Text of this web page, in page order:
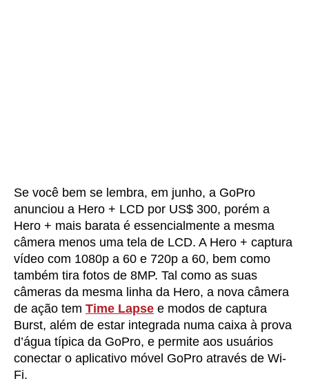
Se você bem se lembra, em junho, a GoPro
anunciou a Hero + LCD por US$ 300, porém a
Hero + mais barata é essencialmente a mesma
câmera menos uma tela de LCD. A Hero + captura
vídeo com 1080p a 60 e 720p a 60, bem como
também tira fotos de 8MP. Tal como as suas
câmeras da mesma linha da Hero, a nova câmera
de ação tem Time Lapse e modos de captura
Burst, além de estar integrada numa caixa à prova
d’água típica da GoPro, e permite aos usuários
conectar o aplicativo móvel GoPro através de Wi-
Fi.